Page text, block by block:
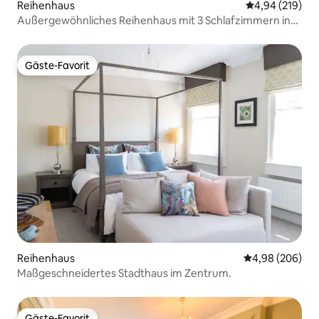
Reihenhaus
4,94 (219)
Außergewöhnliches Reihenhaus mit 3 Schlafzimmern in
Gäste-Favorit
Gäste-Favorit
Reihenhaus
4,98 (206)
Maßgeschneidertes Stadthaus im Zentrum.